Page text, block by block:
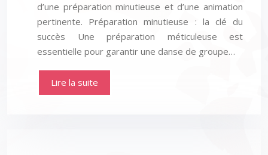
d’une préparation minutieuse et d’une animation
pertinente. Préparation minutieuse : la clé du
succès Une préparation méticuleuse est
essentielle pour garantir une danse de groupe…
Lire la suite